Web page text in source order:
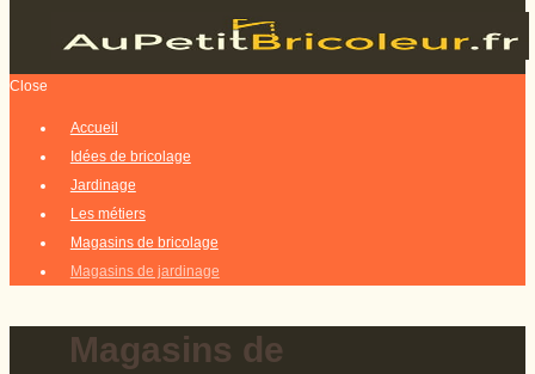
Close
Accueil
Idées de bricolage
Jardinage
Les métiers
Magasins de bricolage
Magasins de jardinage
Magasins de